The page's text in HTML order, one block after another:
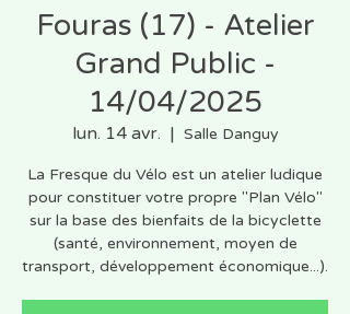
Fouras (17) - Atelier
Grand Public -
14/04/2025
lun. 14 avr.
  |
Salle Danguy
La Fresque du Vélo est un atelier ludique
pour constituer votre propre "Plan Vélo"
sur la base des bienfaits de la bicyclette
(santé, environnement, moyen de
transport, développement économique...).